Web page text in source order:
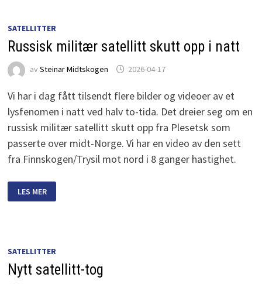
SATELLITTER
Russisk militær satellitt skutt opp i natt
av Steinar Midtskogen 2026-04-17
Vi har i dag fått tilsendt flere bilder og videoer av et
lysfenomen i natt ved halv to-tida. Det dreier seg om en
russisk militær satellitt skutt opp fra Plesetsk som
passerte over midt-Norge. Vi har en video av den sett
fra Finnskogen/Trysil mot nord i 8 ganger hastighet.
MILITÆR
SATELLITT
LES MER
SATELLITTER
Nytt satellitt-tog